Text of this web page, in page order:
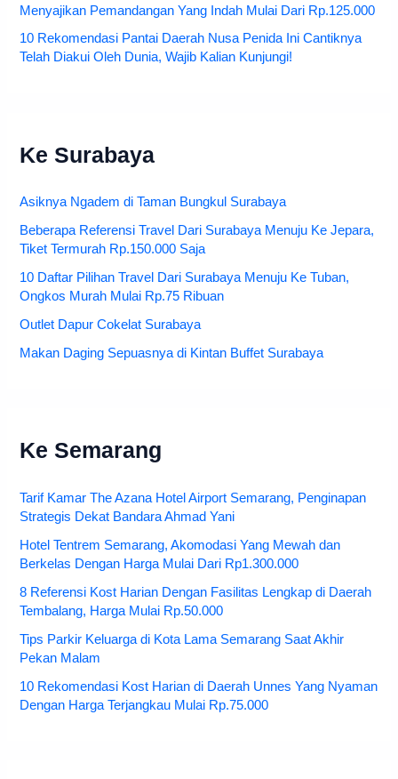
Menyajikan Pemandangan Yang Indah Mulai Dari Rp.125.000
10 Rekomendasi Pantai Daerah Nusa Penida Ini Cantiknya
Telah Diakui Oleh Dunia, Wajib Kalian Kunjungi!
Ke Surabaya
Asiknya Ngadem di Taman Bungkul Surabaya
Beberapa Referensi Travel Dari Surabaya Menuju Ke Jepara,
Tiket Termurah Rp.150.000 Saja
10 Daftar Pilihan Travel Dari Surabaya Menuju Ke Tuban,
Ongkos Murah Mulai Rp.75 Ribuan
Outlet Dapur Cokelat Surabaya
Makan Daging Sepuasnya di Kintan Buffet Surabaya
Ke Semarang
Tarif Kamar The Azana Hotel Airport Semarang, Penginapan
Strategis Dekat Bandara Ahmad Yani
Hotel Tentrem Semarang, Akomodasi Yang Mewah dan
Berkelas Dengan Harga Mulai Dari Rp1.300.000
8 Referensi Kost Harian Dengan Fasilitas Lengkap di Daerah
Tembalang, Harga Mulai Rp.50.000
Tips Parkir Keluarga di Kota Lama Semarang Saat Akhir
Pekan Malam
10 Rekomendasi Kost Harian di Daerah Unnes Yang Nyaman
Dengan Harga Terjangkau Mulai Rp.75.000